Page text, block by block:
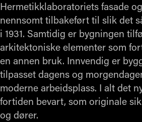
Hermetikklaboratoriets fasade
nennsomt tilbakeført til slik det
i 1931. Samtidig er bygningen
arkitektoniske elementer som
en annen bruk. Innvendig er
tilpasset dagens og
moderne arbeidsplass. I alt det
fortiden bevart, som originale
og dører.